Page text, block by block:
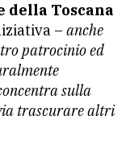
della Toscana
– anche
patrocinio ed
sulla
trascurare altri